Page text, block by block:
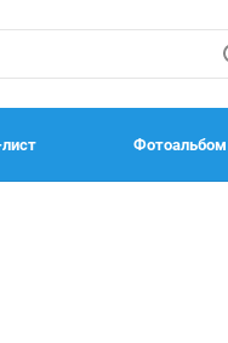
Фотоальбом